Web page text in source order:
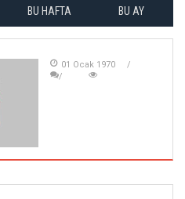
BU HAFTA BU AY
01 Ocak 1970